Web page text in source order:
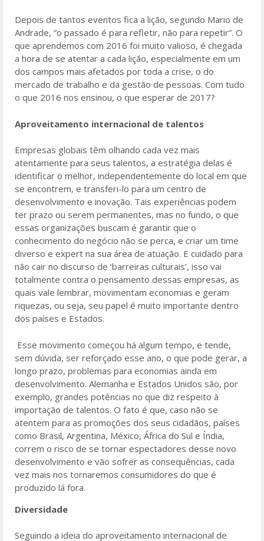
Depois de tantos eventos fica a lição, segundo Mario de
Andrade, “o passado é para refletir, não para repetir”. O
que aprendemos com 2016 foi muito valioso, é chegada
a hora de se atentar a cada lição, especialmente em um
dos campos mais afetados por toda a crise, o do
mercado de trabalho e da gestão de pessoas. Com tudo
o que 2016 nos ensinou, o que esperar de 2017?
Aproveitamento internacional de talentos
Empresas globais têm olhando cada vez mais
atentamente para seus talentos, a estratégia delas é
identificar o melhor, independentemente do local em que
se encontrem, e transferi-lo para um centro de
desenvolvimento e inovação. Tais experiências podem
ter prazo ou serem permanentes, mas no fundo, o que
essas organizações buscam é garantir que o
conhecimento do negócio não se perca, e criar um time
diverso e expert na sua área de atuação. E cuidado para
não cair no discurso de ‘barreiras culturais’, isso vai
totalmente contra o pensamento dessas empresas, as
quais vale lembrar, movimentam economias e geram
riquezas, ou seja, seu papel é muito importante dentro
dos países e Estados.
Esse movimento começou há algum tempo, e tende,
sem dúvida, ser reforçado esse ano, o que pode gerar, a
longo prazo, problemas para economias ainda em
desenvolvimento. Alemanha e Estados Unidos são, por
exemplo, grandes potências no que diz respeito à
importação de talentos. O fato é que, caso não se
atentem para as promoções dos seus cidadãos, países
como Brasil, Argentina, México, África do Sul e Índia,
correm o risco de se tornar espectadores desse novo
desenvolvimento e vão sofrer as consequências, cada
vez mais nos tornaremos consumidores do que é
produzido lá fora.
Diversidade
Seguindo a ideia do aproveitamento internacional de